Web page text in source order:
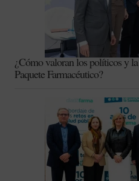
¿Cómo valoran los políticos y
Paquete Farmacéutico?